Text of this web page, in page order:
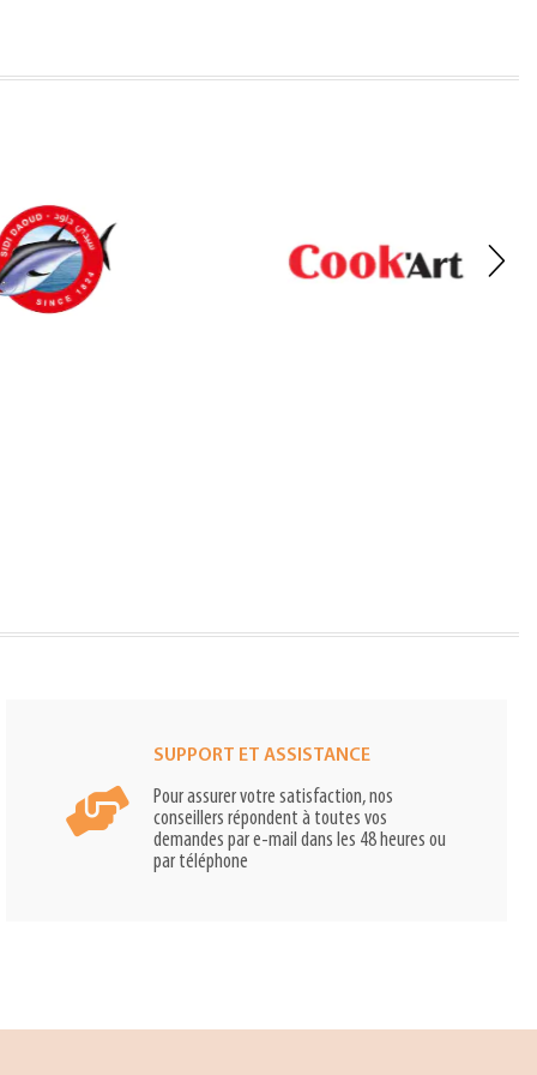
SUPPORT ET ASSISTANCE
Pour assurer votre satisfaction, nos
conseillers répondent à toutes vos
demandes par e-mail dans les 48 heures ou
par téléphone